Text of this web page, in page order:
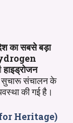
का सबसे बड़ा
हाइड्रोजन
संचालन के
की गई है।
Heritage)